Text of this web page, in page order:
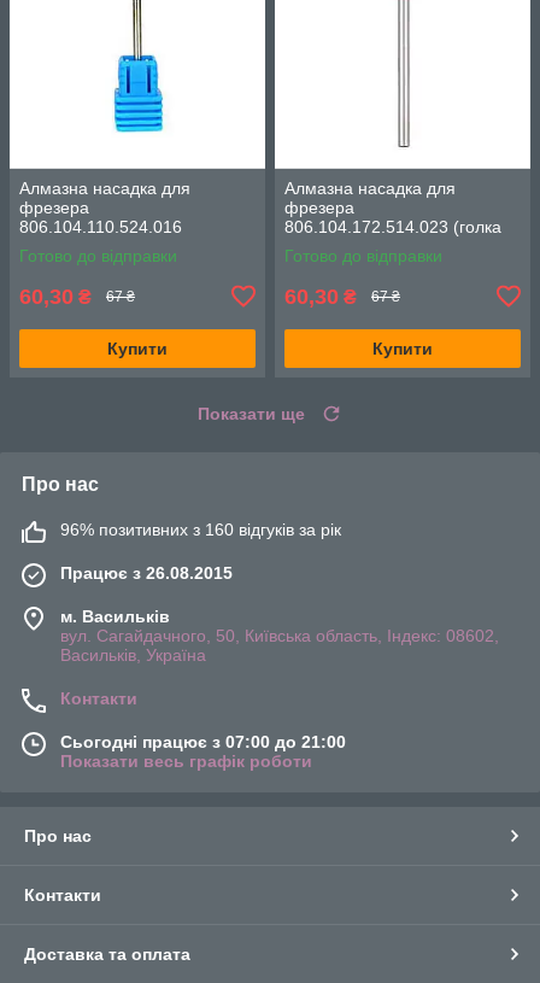
Алмазна насадка для
фрезера
806.104.110.524.016
(циліндр, d-1.6 мм, синя
насічка)
Готово до відправки
60,30 ₴ 67 ₴
Купити
Алмазна насадка для
фрезера
806.104.172.514.023 (голка
напівсфера, d-2.3 мм,
червона насічка)
Готово до відправки
60,30 ₴ 67 ₴
Купити
Показати ще
Про нас
96% позитивних з 160 відгуків за рік
Працює з 26.08.2015
м. Васильків
вул. Сагайдачного, 50, Київська область, Індекс: 08602,
Васильків, Україна
Контакти
Сьогодні працює з 07:00 до 21:00
Показати весь графік роботи
Про нас
Контакти
Доставка та оплата